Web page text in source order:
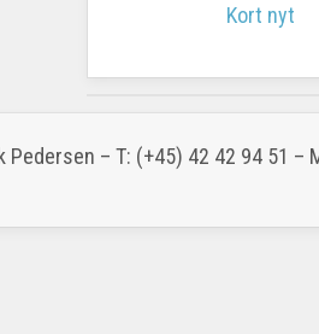
Kort nyt
Pedersen – T: (+45) 42 42 94 51 –